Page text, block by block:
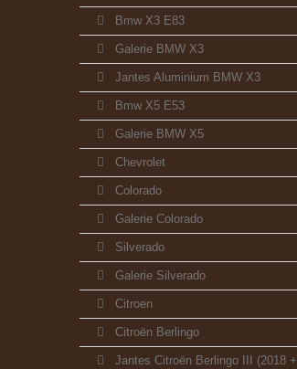
Bmw X3 E83
Galerie BMW X3
Jantes Aluminium BMW X3
Bmw X5 E53
Galerie BMW X5
Chevrolet
Colorado
Galerie Colorado
Silverado
Galerie Silverado
Citroen
Citroën Berlingo
Jantes Citroën Berlingo III (2018 +